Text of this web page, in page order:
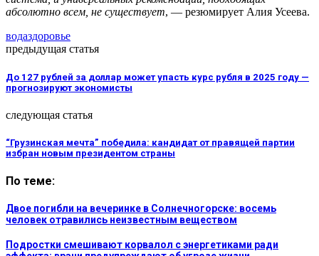
абсолютно всем, не существует, — резюмирует Алия Усеева.
водаздоровье
предыдущая статья
До 127 рублей за доллар может упасть курс рубля в 2025 году —
прогнозируют экономисты
следующая статья
“Грузинская мечта” победила: кандидат от правящей партии
избран новым президентом страны
По теме:
Двое погибли на вечеринке в Солнечногорске: восемь
человек отравились неизвестным веществом
Подростки смешивают корвалол с энергетиками ради